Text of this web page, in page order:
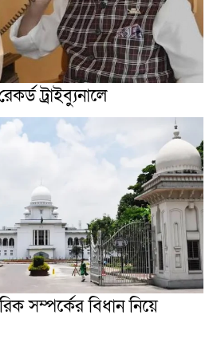
ট্রাইব্যুনালে
সম্পর্কের বিধান নিয়ে